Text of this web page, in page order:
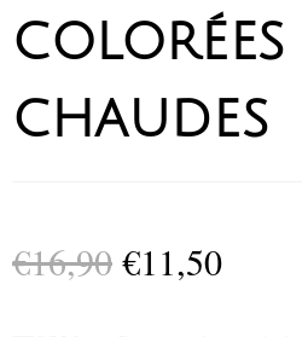
colorées
chaudes
€16,90 €11,50